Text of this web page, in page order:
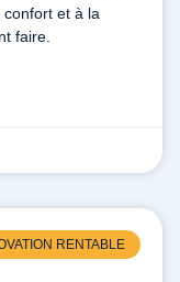
confort et à la
faire.
RENTABLE